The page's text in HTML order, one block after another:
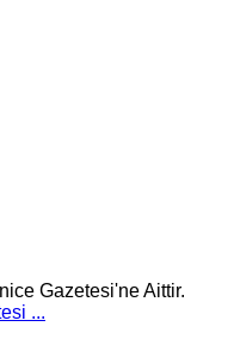
Gazetesi'ne Aittir.
...